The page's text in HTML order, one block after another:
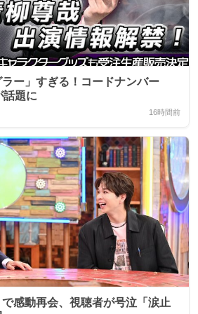
ラー」すぎる！コードナンバー
話題に
16時間前
で感動再会、視聴者が号泣「涙止